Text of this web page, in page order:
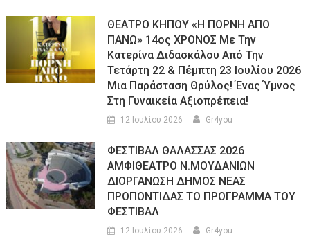
ΘΕΑΤΡΟ ΚΗΠΟΥ «Η ΠΟΡΝΗ ΑΠΟ
ΠΑΝΩ» 14ος ΧΡΟΝΟΣ Με Την
Κατερίνα Διδασκάλου Από Την
Τετάρτη 22 & Πέμπτη 23 Ιουλίου 2026
Μια Παράσταση Θρύλος! Ένας Ύμνος
Στη Γυναικεία Αξιοπρέπεια!
12 Ιουλίου 2026 Gr4you
ΦΕΣΤΙΒΑΛ ΘΑΛΑΣΣΑΣ 2026
ΑΜΦΙΘΕΑΤΡΟ Ν.ΜΟΥΔΑΝΙΩΝ
ΔΙΟΡΓΑΝΩΣΗ ΔΗΜΟΣ ΝΕΑΣ
ΠΡΟΠΟΝΤΙΔΑΣ ΤΟ ΠΡΟΓΡΑΜΜΑ ΤΟΥ
ΦΕΣΤΙΒΑΛ
12 Ιουλίου 2026 Gr4you